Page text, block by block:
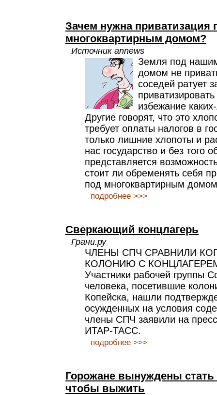
Зачем нужна приватизация
многоквартирным домом?
Источник annews
Земля под
домом не
соседей ратует
избежание
Другие говорят, что это
требует оплаты налогов в
только лишние хлопоты и
нас государство и без того
представляется
стоит ли обременять себя
под многоквартирным
подробнее >>>
Сверкающий концлагерь
Грани.ру
ЧЛЕНЫ СПЧ СРАВНИЛИ
КОЛОНИЮ С
Участники рабочей группы
человека, посетившие
Копейска, нашли
осужденных на условия
члены СПЧ заявили на
ИТАР-ТАСС.
подробнее >>>
Горожане вынуждены стать
чтобы выжить